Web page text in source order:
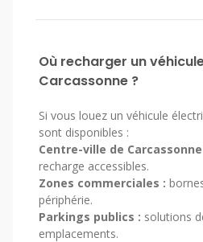
Où recharger un
Carcassonne ?
Si vous louez un véhicule
sont disponibles :
Centre-ville de
recharge accessibles.
Zones commerciales :
périphérie.
Parkings publics : solutions
emplacements.